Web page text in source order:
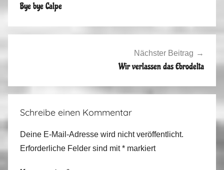
e
P
u
Bye bye Calpe
Nächster Beitrag
Wir verlassen das Ebrodelta
Schreibe einen Kommentar
Deine E-Mail-Adresse wird nicht veröffentlicht.
Erforderliche Felder sind mit* markiert